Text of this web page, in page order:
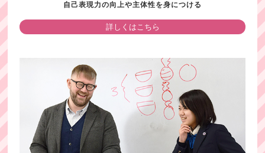
自己表現力の向上や主体性を身につける
詳しくはこちら